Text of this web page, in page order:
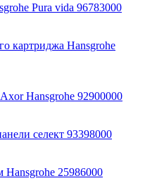
Pura vida 96783000
картриджа Hansgrohe
Hansgrohe 92900000
селект 93398000
Hansgrohe 25986000